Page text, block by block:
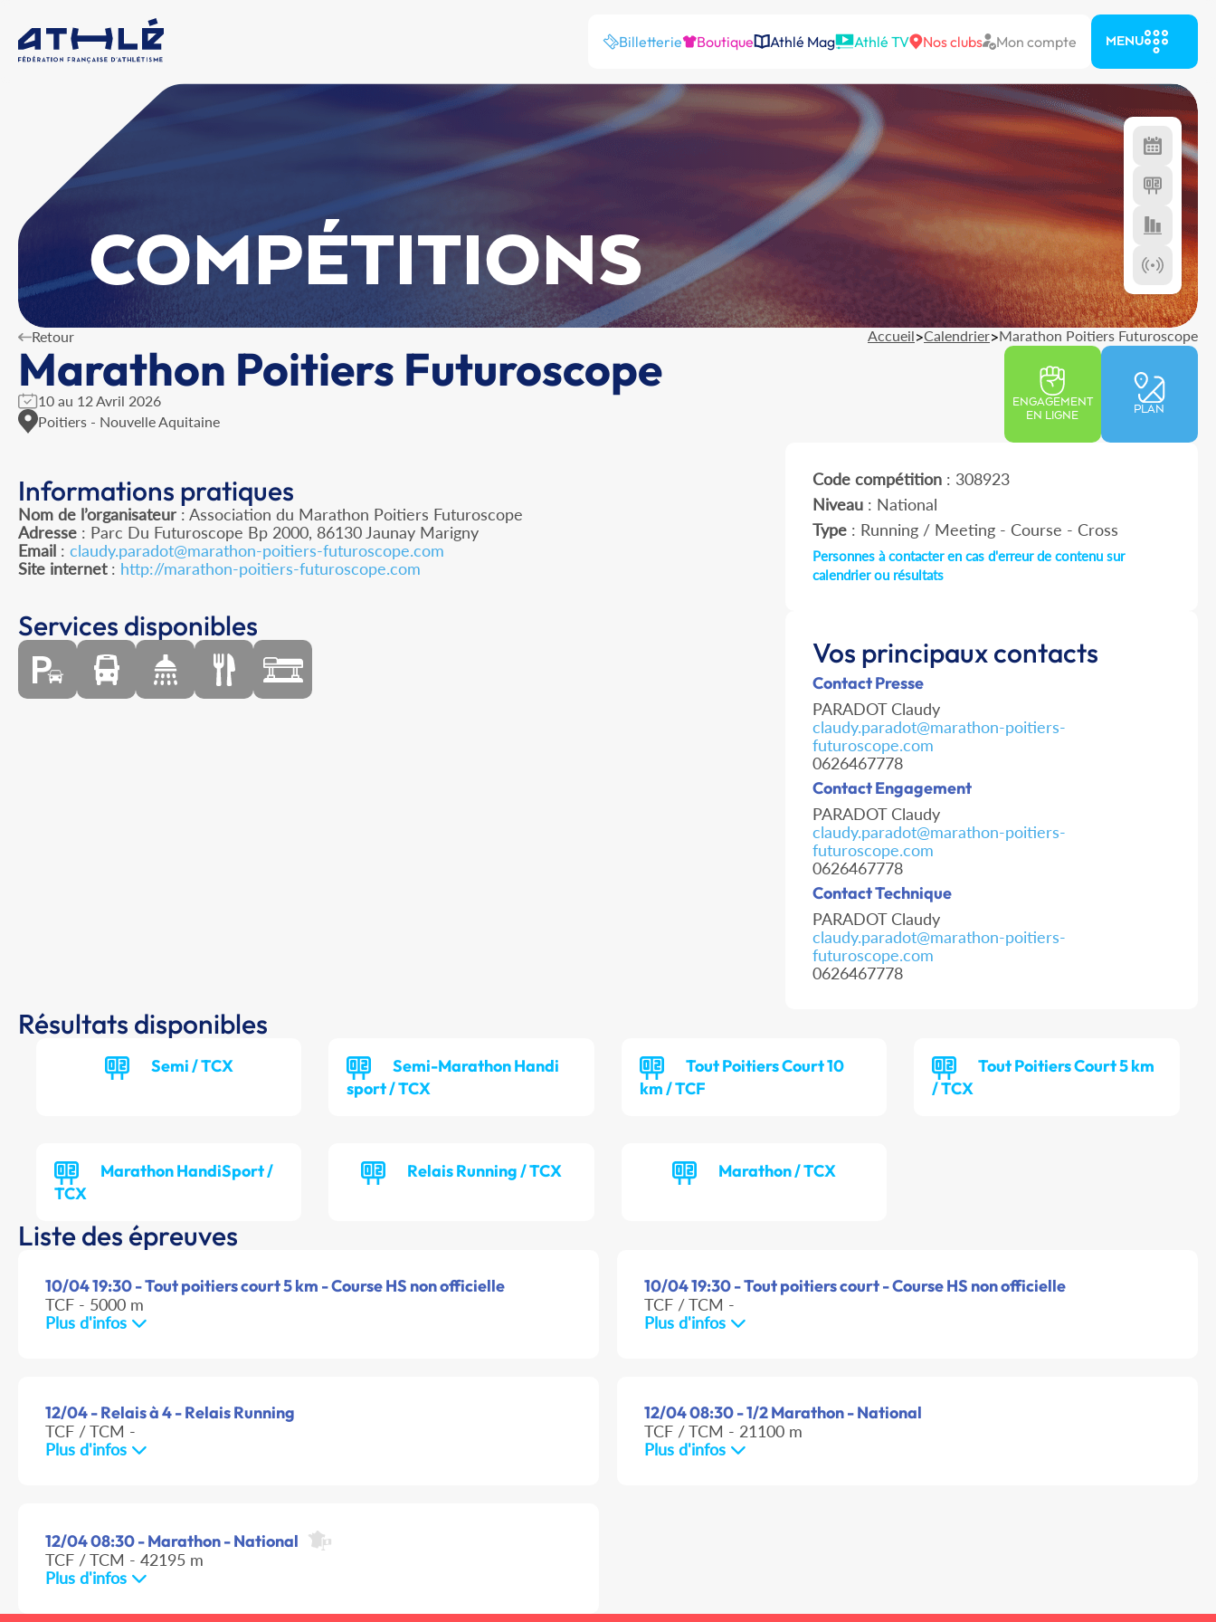
Billetterie Boutique Athlé Mag Athlé TV Nos clubs Mon compte MENU
COMPÉTITIONS
Retour Accueil>Calendrier>Marathon Poitiers Futuroscope
Marathon Poitiers Futuroscope
10 au 12 Avril 2026
Poitiers - Nouvelle Aquitaine
ENGAGEMENT
EN LIGNE
PLAN
Informations pratiques
Nom de l’organisateur : Association du Marathon Poitiers Futuroscope
Adresse : Parc Du Futuroscope Bp 2000, 86130 Jaunay Marigny
Email : claudy.paradot@marathon-poitiers-futuroscope.com
Site internet: http://marathon-poitiers-futuroscope.com
Code compétition: 308923
Niveau: National
Type: Running / Meeting - Course - Cross
Personnes à contacter en cas d'erreur de contenu sur
calendrier ou résultats
Services disponibles
Vos principaux contacts
Contact Presse
PARADOT Claudy
claudy.paradot@marathon-poitiers-
futuroscope.com
0626467778
Contact Engagement
PARADOT Claudy
claudy.paradot@marathon-poitiers-
futuroscope.com
0626467778
Contact Technique
PARADOT Claudy
claudy.paradot@marathon-poitiers-
futuroscope.com
0626467778
Résultats disponibles
Semi / TCX
Semi-Marathon Handi
sport / TCX
Tout Poitiers Court 10
km / TCF
Tout Poitiers Court 5 km
/ TCX
Marathon HandiSport /
TCX
Relais Running / TCX Marathon / TCX
Liste des épreuves
10/04 19:30 - Tout poitiers court 5 km - Course HS non officielle
TCF - 5000 m
Plus d'infos
10/04 19:30 - Tout poitiers court - Course HS non officielle
TCF / TCM -
Plus d'infos
12/04 - Relais à 4 - Relais Running
TCF / TCM -
Plus d'infos
12/04 08:30 - 1/2 Marathon - National
TCF / TCM - 21100 m
Plus d'infos
12/04 08:30 - Marathon - National
TCF / TCM - 42195 m
Plus d'infos